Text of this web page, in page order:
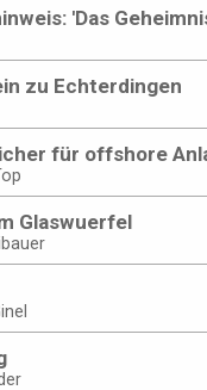
'Das
zu Echterdingen
für offshore
Glaswuerfel